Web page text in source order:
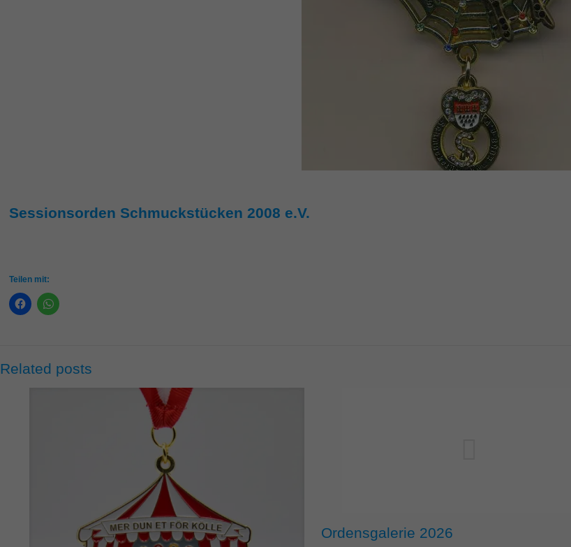
Sessionsorden Schmuckstücken 2008 e.V.
Teilen mit:
Related posts
Ordensgalerie 2026